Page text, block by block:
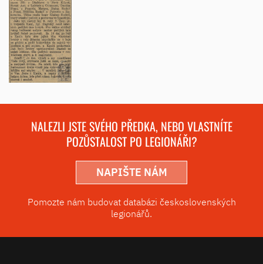
NALEZLI JSTE SVÉHO PŘEDKA, NEBO VLASTNÍTE
POZŮSTALOST PO LEGIONÁŘI?
NAPIŠTE NÁM
Pomozte nám budovat databázi československých
legionářů.